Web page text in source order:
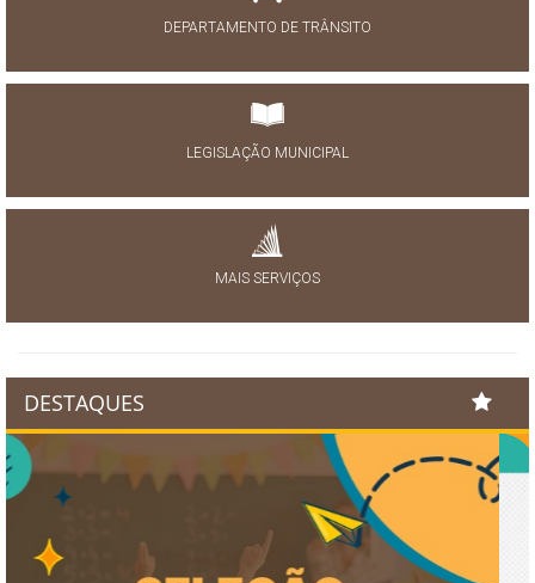
DEPARTAMENTO DE TRÂNSITO
LEGISLAÇÃO MUNICIPAL
MAIS SERVIÇOS
DESTAQUES